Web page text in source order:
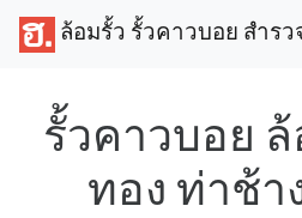
ล้อมรั้ว รั้วคาวบอย สำร
รั้วคาวบอย
ทอง ท่าช้า